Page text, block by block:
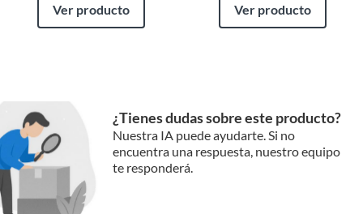
Ver producto Ver producto
¿Tienes dudas sobre este producto?
Nuestra IA puede ayudarte. Si no
encuentra una respuesta, nuestro equipo
te responderá.